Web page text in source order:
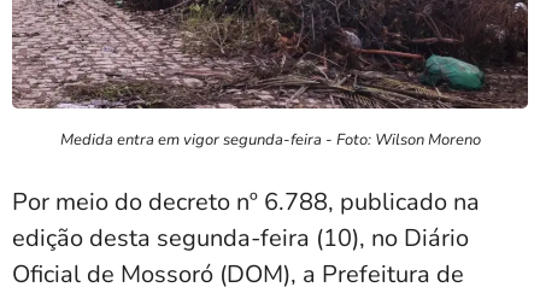
Medida entra em vigor segunda-feira - Foto: Wilson Moreno
Por meio do decreto nº 6.788, publicado na
edição desta segunda-feira (10), no Diário
Oficial de Mossoró (DOM), a Prefeitura de